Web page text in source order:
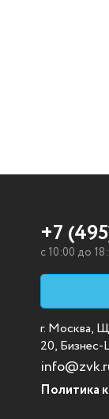
+7
c 10:00 до
г. Москва,
20, Бизнес-
Политика